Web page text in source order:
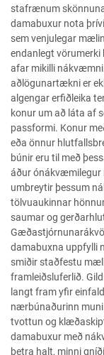
stafrænum
damabuxur nota
sem venjulegar
endanlegt
afar mikilli
aðlögunartækni er
algengar erfiðleika
konur um að láta af
passformi. Konur
eða önnur
búnir eru til með
áður ónákvæmilegur
umbreytir þessum
tölvuaukinnar
saumar og
damabuxna uppfylli
smiðir staðfestu
framleiðsluferlið.
langt fram yfir
nærbúnaðurinn muni
tvottun og
damabuxur með
betra halt, minni